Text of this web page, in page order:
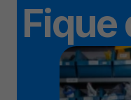
Fique